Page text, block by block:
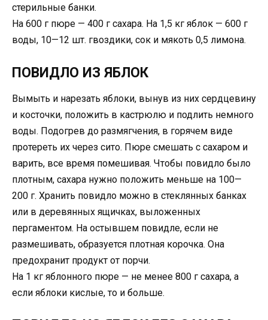
стерильные банки.
На 600 г пюре — 400 г сахара. На 1,5 кг яблок — 600 г
воды, 10—12 шт. гвоздики, сок и мякоть 0,5 лимона.
ПОВИДЛО ИЗ ЯБЛОК
Вымыть и нарезать яблоки, вынув из них сердцевину
и косточки, положить в кастрюлю и подлить немного
воды. Подогрев до размягчения, в горячем виде
протереть их через сито. Пюре смeшать с сахаром и
варить, все время помешивая. Чтобы повидло было
плотным, сахара нужно положить меньше на 100—
200 г. Хранить повидло можно в стеклянных банках
или в деревянных ящичках, выложенных
пергаментом. На остывшем повидле, если не
размешивать, образуется плотная корочка. Она
предохранит продукт от порчи.
На 1 кг яблонного пюре — не менее 800 г сахара, а
если яблоки кислые, то и больше.